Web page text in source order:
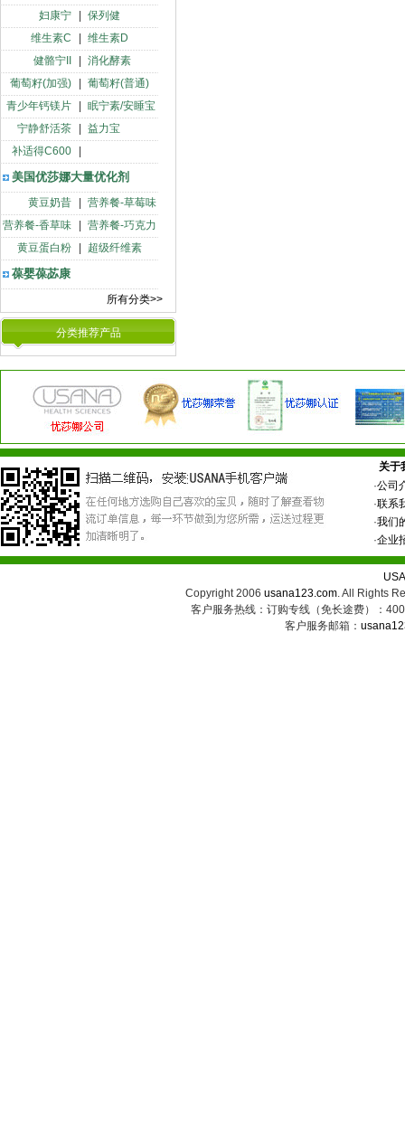
妇康宁
保列健
维生素C
维生素D
健骼宁II
消化酵素
葡萄籽(加强)
葡萄籽(普通)
青少年钙镁片
眠宁素/安睡宝
宁静舒活茶
益力宝
补适得C600
美国优莎娜大量优化剂
黄豆奶昔
营养餐-草莓味
营养餐-香草味
营养餐-巧克力
黄豆蛋白粉
超级纤维素
葆婴葆苾康
所有分类>>
分类推荐产品
关于
·公司
·联系
·我们
·企业
Copyright 2006 usana123.com. All Rights
客户服务热线：订购专线（免长途费）：
客户服务邮箱：